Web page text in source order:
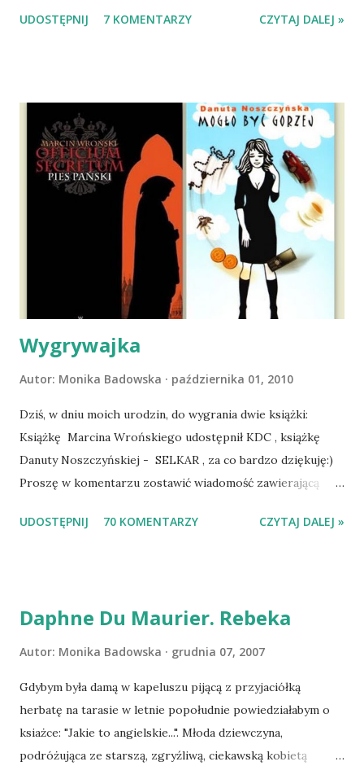
Mazowieckim, pojechaliśmy na wizytę zapoznawczą, a kilka
wspólnego życia przeczytacie TUTAJ i TUTAJ . Gdy już
nieco okrzepliśmy w codzienności z psem, a Amber - z
ludźmi i kotami, pojawił się pomysł na wspólny jesienny
wyjazd w Beskid Niski. Zanim to jednak się stało psica miała
atak padaczki, co spowodowało, że wyjazd odwołaliśmy,
wdrożyliśmy leczenie i od nowa zaczęliśmy oswajać z nami i
wspólnym życiem zdezorientowanego chorobą psa. Udało
się ustabilizować zawirowania zdrowotne i wówczas
zaczęliśmy się cieszyć sobą wzajemnie już na 100%.
Dopier...
UDOSTĘPNIJ 7 KOMENTARZY CZYTAJ DALEJ »
Wygrywajka
Autor: Monika Badowska października 01, 2010
Dziś, w dniu moich urodzin, do wygrania dwie książki:
Książkę Marcina Wrońskiego udostępnił KDC , książkę
Danuty Noszczyńskiej - SELKAR , za co bardzo dziękuję:)
Proszę w komentarzu zostawić wiadomość zawierającą
Losowanie odbędzie się w niedzielę o 8:00. Zapraszam
UDOSTĘPNIJ 70 KOMENTARZY CZYTAJ DALEJ »
Daphne Du Maurier. Rebeka
Autor: Monika Badowska grudnia 07, 2007
Gdybym była damą w kapeluszu pijącą z przyjaciółką
herbatę na tarasie w letnie popołudnie powiedziałabym o
ksiażce: "Jakie to angielskie...". Młoda dziewczyna,
podróżująca ze starszą, zgryźliwą, ciekawską kobietą